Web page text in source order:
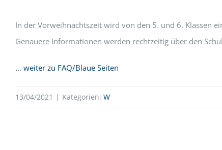
In der Vorweihnachtszeit wird von den 5. und 6. Klassen
Genauere Informationen werden rechtzeitig über den
… weiter zu FAQ/Blaue Seiten
13/04/2021 | Kategorien: W